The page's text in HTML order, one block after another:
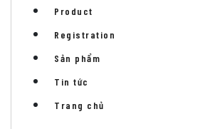
Product
Registration
Sản phẩm
Tin tức
Trang chủ